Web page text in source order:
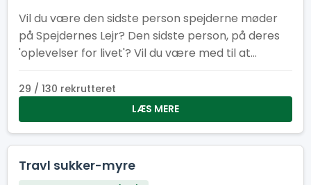
Vil du være den sidste person spejderne møder
på Spejdernes Lejr? Den sidste person, på deres
'oplevelser for livet'? Vil du være med til at
dette lige jobbet for dig!
29 / 130 rekrutteret
LÆS MERE
Travl sukker-myre